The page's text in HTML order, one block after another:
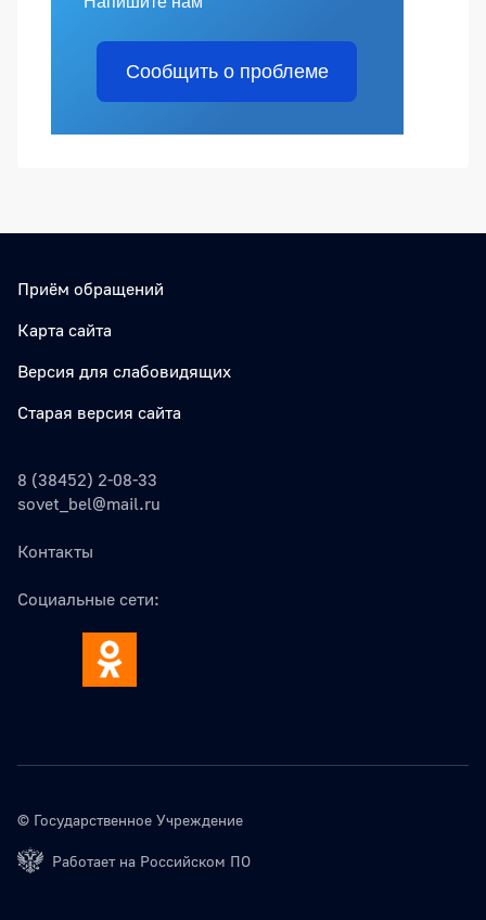
Сообщить о проблеме
Приём обращений
Карта сайта
Версия для слабовидящих
Старая версия сайта
8 (38452) 2-08-33
sovet_bel@mail.ru
Контакты
Социальные сети:
© Государственное Учреждение
Работает на Российском ПО